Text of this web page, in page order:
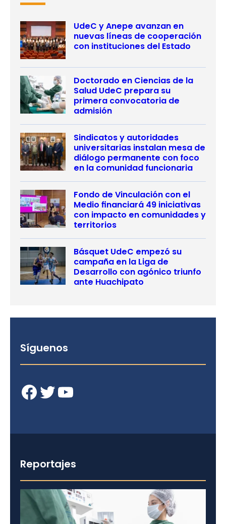
UdeC y Anepe avanzan en
nuevas líneas de cooperación
con instituciones del Estado
Doctorado en Ciencias de la
Salud UdeC prepara su
primera convocatoria de
admisión
Sindicatos y autoridades
universitarias instalan mesa de
diálogo permanente con foco
en la comunidad funcionaria
Fondo de Vinculación con el
Medio financiará 49 iniciativas
con impacto en comunidades y
territorios
Básquet UdeC empezó su
campaña en la Liga de
Desarrollo con agónico triunfo
ante Huachipato
Síguenos
Facebook Twitter YouTube
Reportajes